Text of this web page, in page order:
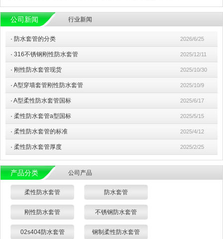
公司新闻 行业新闻
· 防水套管的分类 2026/6/25
· 316不锈钢刚性防水套管 2025/12/11
· 刚性防水套管现货 2025/10/30
· A型穿墙套管刚性防水套管 2025/10/9
· A型柔性防水套管国标 2025/6/17
· 柔性防水套管a型国标 2025/5/15
· 柔性防水套管的标准 2025/4/12
· 柔性防水套管厚度 2025/2/25
产品分类 公司产品
柔性防水套管 防水套管
刚性防水套管 不锈钢防水套管
02s404防水套管 钢制柔性防水套管